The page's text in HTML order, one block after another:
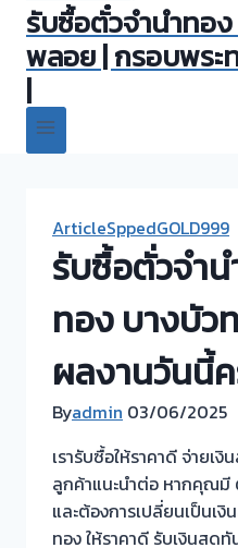
รับซื้อตั๋วจำนำทอง
พลอย | กรอบพร
|
ArticleSppedGOLD999
รับซื้อตั่วจำ
ทอง บางบัว
ผลงานวันนี้
Byadmin 03/06/2025
เรารับซื้อให้ราคาดี จ่ายเ
ลูกค้าแนะนำต่อ หากคุณมี
และต้องการเปลี่ยนเป็นเ
ทอง ให้ราคาดี รับเงินสด